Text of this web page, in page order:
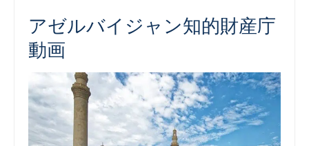
知
産
アゼルバイジャン知的財産庁
動画